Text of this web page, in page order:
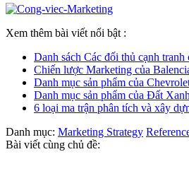
Xem thêm bài viết nổi bật :
Danh sách Các đối thủ cạnh
Chiến lược Marketing của
Danh mục sản phẩm của
Danh mục sản phẩm của Đất
6 loại ma trận phân tích và xây
Danh mục: Marketing Strategy
Bài viết cùng chủ đề: